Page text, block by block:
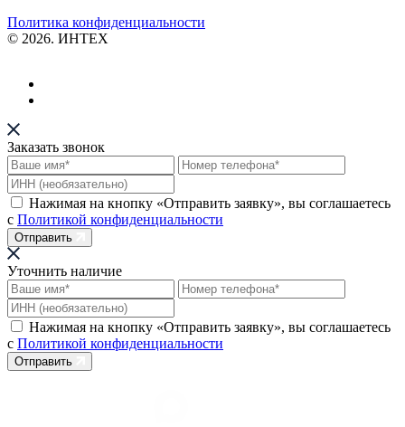
Политика конфиденциальности
© 2026. ИНТЕХ
Заказать звонок
Нажимая на кнопку «Отправить заявку», вы соглашаетесь
с Политикой конфиденциальности
Отправить
Уточнить наличие
Нажимая на кнопку «Отправить заявку», вы соглашаетесь
с Политикой конфиденциальности
Отправить